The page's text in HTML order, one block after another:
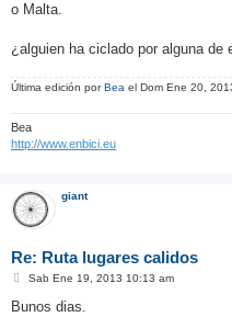
o Malta.
¿alguien ha ciclado por alguna de
Última edición porBea el Dom Ene 20,
Bea
http://www.enbici.eu
giant
Re: Ruta lugares calidos
M
n
Sab Ene 19, 2013 10:13 am
Bunos dias.